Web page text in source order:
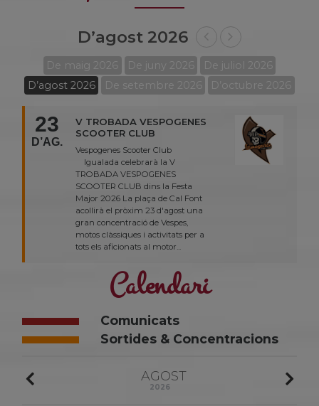
D’agost 2026
De maig 2026 De juny 2026
De juliol 2026
D’agost 2026
De setembre 2026 D’octubre 2026
23
D’AG.
V TROBADA VESPOGENES
SCOOTER CLUB
Vespogenes Scooter Club
Igualada celebrarà la V
TROBADA VESPOGENES
SCOOTER CLUB dins la Festa
Major 2026 La plaça de Cal Font
acollirà el pròxim 23 d'agost una
gran concentració de Vespes,
motos clàssiques i activitats per a
tots els aficionats al motor...
Calendari
Comunicats
Sortides & Concentracions
AGOST
2026